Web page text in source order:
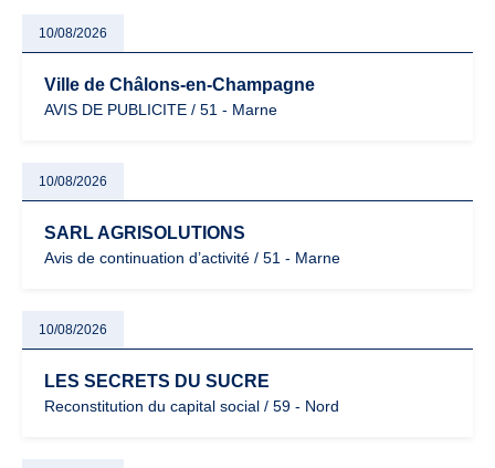
10/08/2026
Ville de Châlons-en-Champagne
AVIS DE PUBLICITE / 51 - Marne
10/08/2026
SARL AGRISOLUTIONS
Avis de continuation d’activité / 51 - Marne
10/08/2026
LES SECRETS DU SUCRE
Reconstitution du capital social / 59 - Nord